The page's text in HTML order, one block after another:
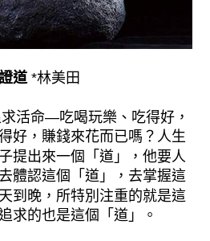
道 *林美田
命—吃喝玩樂、吃得好，
好，賺錢來花而已嗎？人生
提出來一個「道」，他要人
體認這個「道」，去掌握這
到晚，所特別注重的就是這
求的也是這個「道」。